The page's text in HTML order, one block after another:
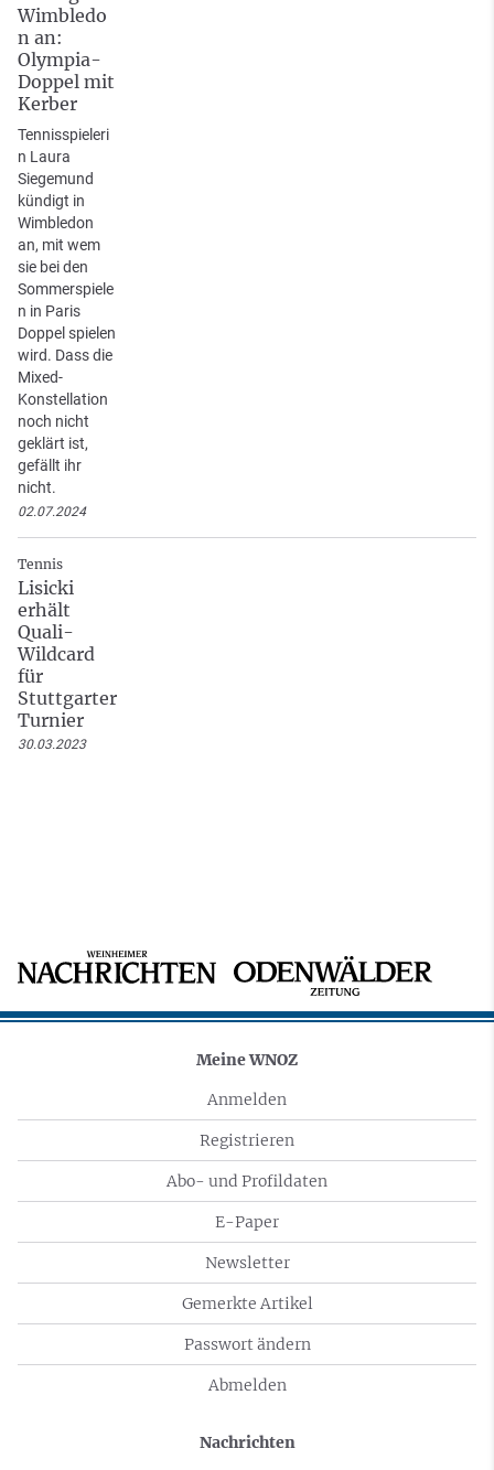
Wimbledo
n an:
Olympia-
Doppel mit
Kerber
Tennisspieleri
n Laura
Siegemund
kündigt in
Wimbledon
an, mit wem
sie bei den
Sommerspiele
n in Paris
Doppel spielen
wird. Dass die
Mixed-
Konstellation
noch nicht
geklärt ist,
gefällt ihr
nicht.
02.07.2024
Tennis
Lisicki
erhält
Quali-
Wildcard
für
Stuttgarter
Turnier
30.03.2023
Meine WNOZ
Anmelden
Registrieren
Abo- und Profildaten
E-Paper
Newsletter
Gemerkte Artikel
Passwort ändern
Abmelden
Nachrichten